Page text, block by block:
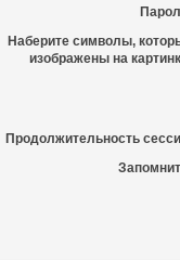
Наберите символы,
изображены на
Продолжительность